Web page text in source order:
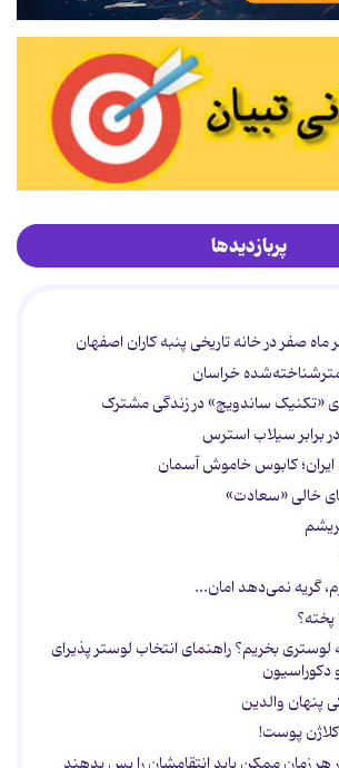
پربازدیدها
ماه صفر در خانه تاریخی پنبه کاران اصفهان
خراسان
«تکنیک ساندویچ» در زندگی مشترک
برابر سیلاب استرس
کابوس خاموش آسمان
خالی «سعادت»
گریه نمی‌دهد امان...
لوستری بخریم؟ راهنمای انتخاب لوستر پذیرای
دکوراسیون
پنهان والدین
پوست!